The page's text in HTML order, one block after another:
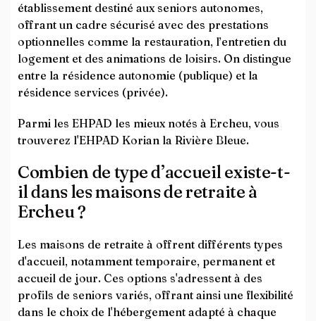
établissement destiné aux seniors autonomes,
offrant un cadre sécurisé avec des prestations
optionnelles comme la restauration, l’entretien du
logement et des animations de loisirs. On distingue
entre la résidence autonomie (publique) et la
résidence services (privée).
Parmi les EHPAD les mieux notés à Ercheu, vous
trouverez l'EHPAD Korian la Rivière Bleue.
Combien de type d’accueil existe-t-
il dans les maisons de retraite à
Ercheu ?
Les maisons de retraite à offrent différents types
d'accueil, notamment temporaire, permanent et
accueil de jour. Ces options s'adressent à des
profils de seniors variés, offrant ainsi une flexibilité
dans le choix de l'hébergement adapté à chaque